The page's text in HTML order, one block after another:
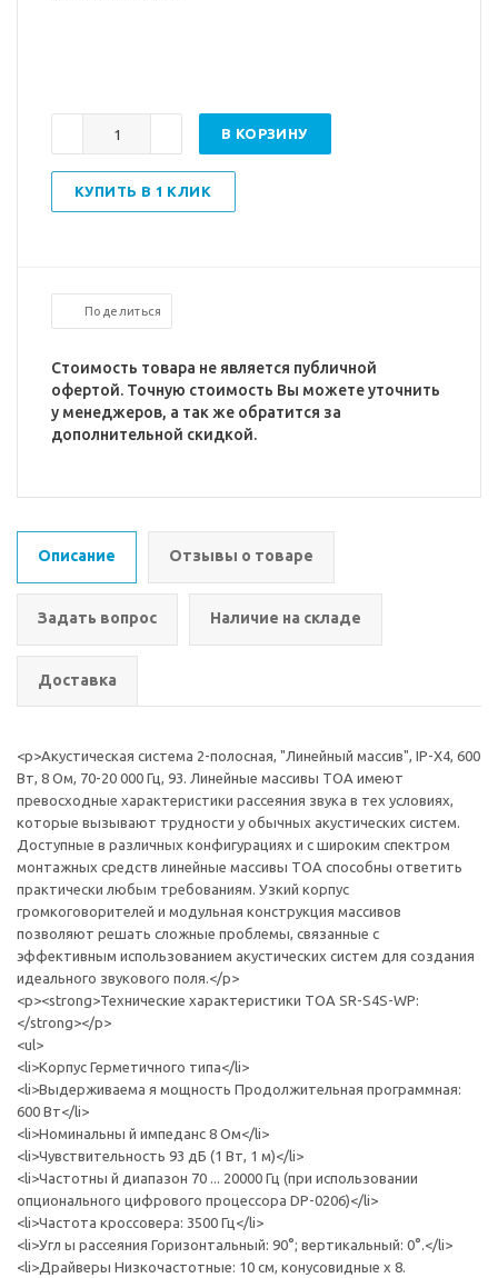
В КОРЗИНУ
КУПИТЬ В 1 КЛИК
Поделиться
Стоимость товара не является публичной
офертой. Точную стоимость Вы можете уточнить
у менеджеров, а так же обратится за
дополнительной скидкой.
Описание Отзывы о товаре
Задать вопрос Наличие на складе
Доставка
<p>Акустическая система 2-полосная, "Линейный массив", IP-X4, 600
Вт, 8 Ом, 70-20 000 Гц, 93. Линейные массивы TOA имеют
превосходные характеристики рассеяния звука в тех условиях,
которые вызывают трудности у обычных акустических систем.
Доступные в различных конфигурациях и с широким спектром
монтажных средств линейные массивы TOA способны ответить
практически любым требованиям. Узкий корпус
громкоговорителей и модульная конструкция массивов
позволяют решать сложные проблемы, связанные с
эффективным использованием акустических систем для создания
идеального звукового поля.</p>
<p><strong>Технические характеристики TOA SR-S4S-WP:
</strong></p>
<ul>
<li>Корпус Герметичного типа</li>
<li>Выдерживаема я мощность Продолжительная программная:
600 Вт</li>
<li>Номинальны й импеданс 8 Ом</li>
<li>Чувствительность 93 дБ (1 Вт, 1 м)</li>
<li>Частотны й диапазон 70 ... 20000 Гц (при использовании
опционального цифрового процессора DP-0206)</li>
<li>Частота кроссовера: 3500 Гц</li>
<li>Угл ы рассеяния Горизонтальный: 90°; вертикальный: 0°.</li>
<li>Драйверы Низкочастотные: 10 см, конусовидные x 8.